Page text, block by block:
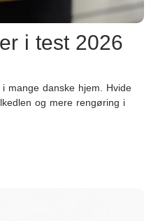
i test 2026
mange danske hjem. Hvide
og mere rengøring i